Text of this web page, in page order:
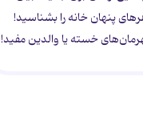
پنهان خانه را بشناسید!
خسته یا والدین مفید!